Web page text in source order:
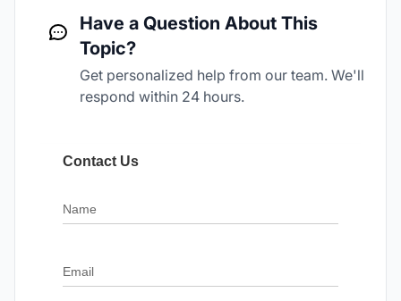
Have a Question About This
Topic?
Get personalized help from our team. We'll
respond within 24 hours.